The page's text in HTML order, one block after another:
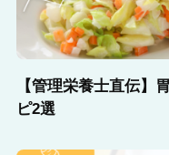
【管理栄養士直伝】
ピ2選